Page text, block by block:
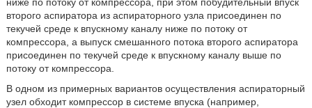
второго аспиратора из аспираторного узла присоединен по
текучей среде к впускному каналу ниже по потоку от
компрессора, а выпуск смешанного потока второго аспиратора
присоединен по текучей среде к впускному каналу выше по
потоку от компрессора.
В одном из примерных вариантов осуществления аспираторный
узел обходит компрессор в системе впуска (например,